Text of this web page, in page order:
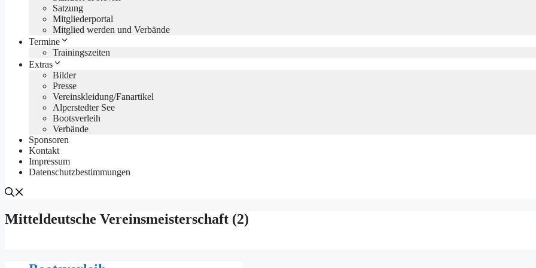
Satzung
Mitgliederportal
Mitglied werden und Verbände
Termine
Trainingszeiten
Extras
Bilder
Presse
Vereinskleidung/Fanartikel
Alperstedter See
Bootsverleih
Verbände
Sponsoren
Kontakt
Impressum
Datenschutzbestimmungen
Mitteldeutsche Vereinsmeisterschaft (2)